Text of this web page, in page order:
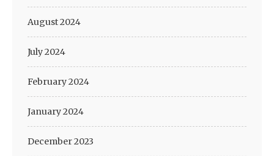
August 2024
July 2024
February 2024
January 2024
December 2023